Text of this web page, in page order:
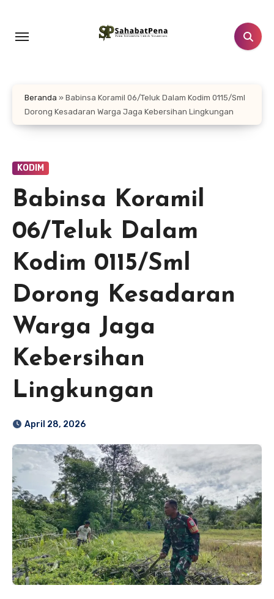
konten
Beranda » Babinsa Koramil 06/Teluk Dalam Kodim 0115/Sml
Dorong Kesadaran Warga Jaga Kebersihan Lingkungan
KODIM
Babinsa Koramil
06/Teluk Dalam
Kodim 0115/Sml
Dorong Kesadaran
Warga Jaga
Kebersihan
Lingkungan
April 28, 2026